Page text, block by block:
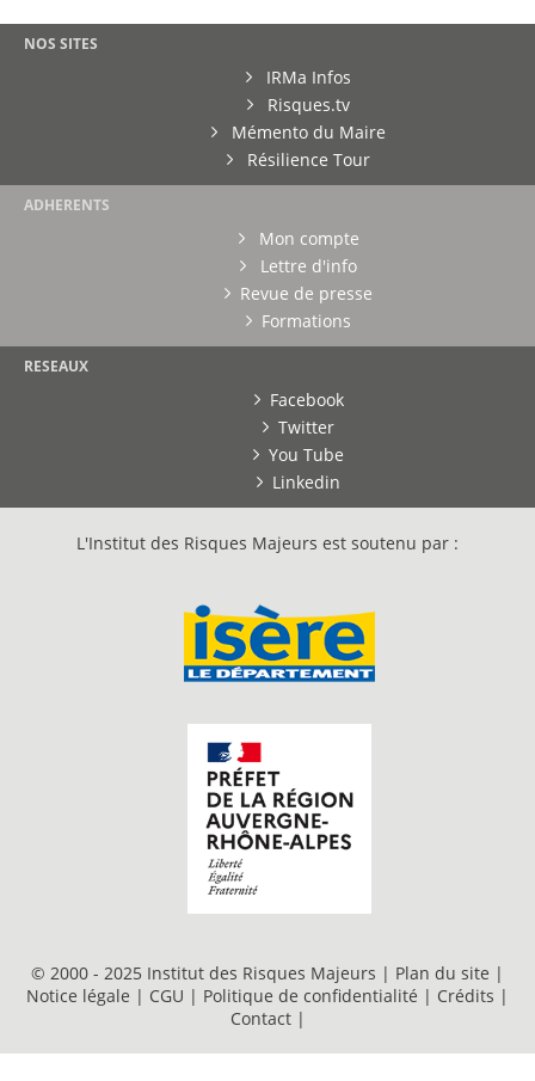
NOS SITES
IRMa Infos
Risques.tv
Mémento du Maire
Résilience Tour
ADHERENTS
Mon compte
Lettre d'info
Revue de presse
Formations
RESEAUX
Facebook
Twitter
You Tube
Linkedin
L'Institut des Risques Majeurs est soutenu par :
© 2000 - 2025 Institut des Risques Majeurs | Plan du site |
Notice légale | CGU | Politique de confidentialité | Crédits |
Contact |